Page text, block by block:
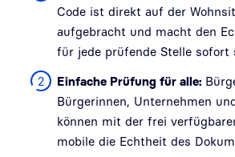
Code ist direkt auf der
aufgebracht und macht den
für jede prüfende Stelle sofort
Einfache Prüfung für alle:
Bürgerinnen, Unternehmen
können mit der frei
mobile die Echtheit des